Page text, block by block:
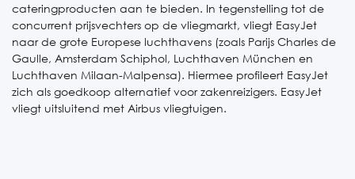
cateringproducten aan te bieden. In tegenstelling tot de
concurrent prijsvechters op de vliegmarkt, vliegt EasyJet
naar de grote Europese luchthavens (zoals Parijs Charles de
Gaulle, Amsterdam Schiphol, Luchthaven München en
Luchthaven Milaan-Malpensa). Hiermee profileert EasyJet
zich als goedkoop alternatief voor zakenreizigers. EasyJet
vliegt uitsluitend met Airbus vliegtuigen.